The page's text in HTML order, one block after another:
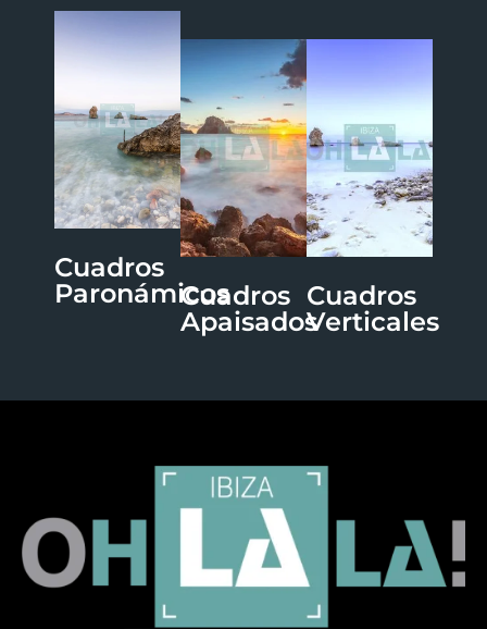
Cuadros
ParonámicosCuadros
Apaisados
Cuadros
Verticales